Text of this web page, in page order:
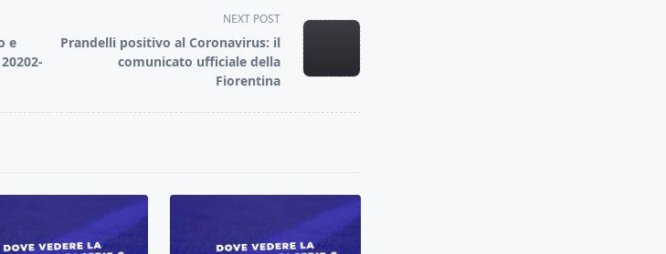
e
NEXT POST
Prandelli positivo al Coronavirus: il
comunicato ufficiale della
Fiorentina